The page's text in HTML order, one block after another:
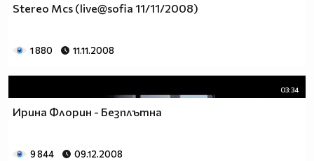
Stereo Mcs (live@sofia 11/11/2008)
1 880 11.11.2008
03:34
Ирина Флорин - Безплътна
9 844 09.12.2008